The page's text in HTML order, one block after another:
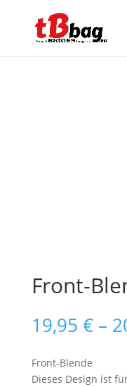
Front-
19,95 € –
Front-Blende
Dieses Design ist